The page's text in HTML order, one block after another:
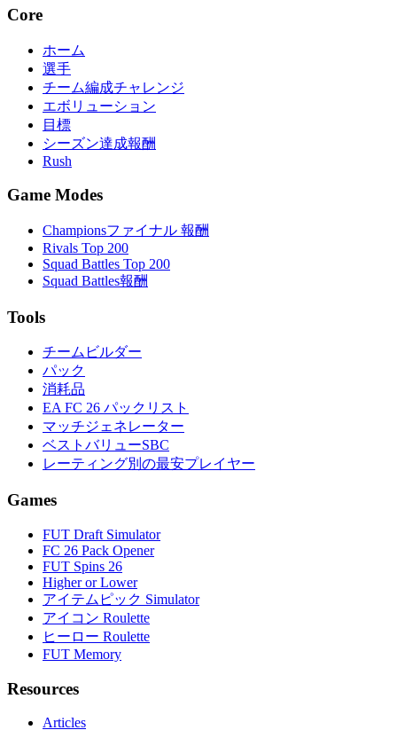
Core
ホーム
選手
チーム編成チャレンジ
エボリューション
目標
シーズン達成報酬
Rush
Game Modes
Championsファイナル 報酬
Rivals Top 200
Squad Battles Top 200
Squad Battles報酬
Tools
チームビルダー
パック
消耗品
EA FC 26 パックリスト
マッチジェネレーター
ベストバリューSBC
レーティング別の最安プレイヤー
Games
FUT Draft Simulator
FC 26 Pack Opener
FUT Spins 26
Higher or Lower
アイテムピック Simulator
アイコン Roulette
ヒーロー Roulette
FUT Memory
Resources
Articles